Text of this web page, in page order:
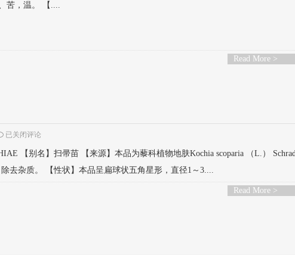
苦，温。 【....
Read More >
已关闭评论
【别名】扫帚苗 【来源】本品为藜科植物地肤Kochia scoparia （L.）
去杂质。 【性状】本品呈扁球状五角星形，直径1～3....
Read More >